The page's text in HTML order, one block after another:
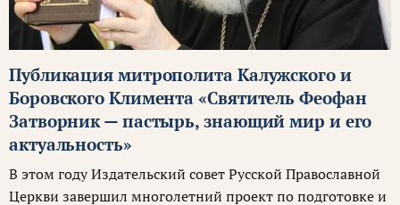
Публикация митрополита Калужского и
Боровского Климента «Святитель Феофан
Затворник — пастырь, знающий мир и его
актуальность»
В этом году Издательский совет Русской Православной
Церкви завершил многолетний проект по подготовке и